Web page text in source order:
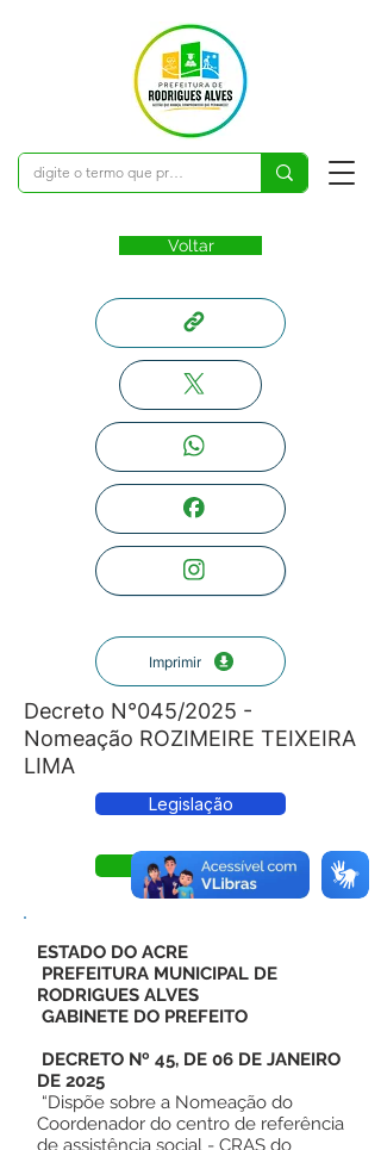
Voltar
Imprimir
Decreto N°045/2025 -
Nomeação ROZIMEIRE TEIXEIRA
LIMA
Legislação
Decreto
ESTADO DO ACRE
PREFEITURA MUNICIPAL DE
RODRIGUES ALVES
GABINETE DO PREFEITO
DECRETO Nº 45, DE 06 DE JANEIRO
DE 2025
“Dispõe sobre a Nomeação do
Coordenador do centro de referência
de assistência social - CRAS do